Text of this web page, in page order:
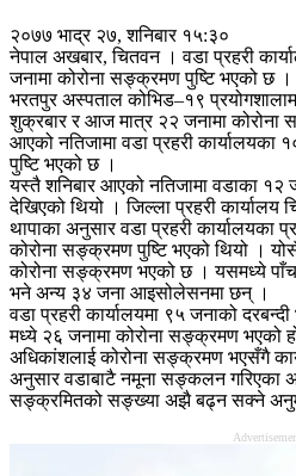
२०७७ भाद्र २७, शनिबार १५:३०
नेपाल अखबार, चितवन । वडा प्रहरी
जनामा कोरोना सङ्क्रमण पुष्टि भएको छ ।
भरतपुर अस्पताल कोभिड–१९
शुक्रबार र आज मात्र २२ जनामा कोरोना
आएको नतिजामा वडा प्रहरी कार्यालयका
पुष्टि भएको छ ।
यस्तै शनिबार आएको नतिजामा वडाका १२
देखिएको थियो । जिल्ला प्रहरी कार्यालय
थापाका अनुसार वडा प्रहरी कार्यालयका
कोरोना सङ्क्रमण पुष्टि भएको थियो ।
कोरोना सङ्क्रमण भएको छ । यसमध्ये
भने अन्य ३४ जना आइसोलेसनमा छन् ।
वडा प्रहरी कार्यालयमा ९५ जनाको
मध्ये २६ जनामा कोरोना सङ्क्रमण भएको
अधिकांशलाई कोरोना सङ्क्रमण भएसँगै
अनुसार वडाबाटै नमूना सङ्कलन गरिएका
सङ्क्रमितको सङ्ख्या अझै बढ्न सक्ने